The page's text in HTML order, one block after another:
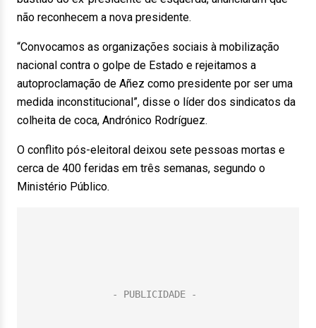
não reconhecem a nova presidente.
“Convocamos as organizações sociais à mobilização
nacional contra o golpe de Estado e rejeitamos a
autoproclamação de Añez como presidente por ser uma
medida inconstitucional”, disse o líder dos sindicatos da
colheita de coca, Andrónico Rodríguez.
O conflito pós-eleitoral deixou sete pessoas mortas e
cerca de 400 feridas em três semanas, segundo o
Ministério Público.